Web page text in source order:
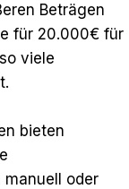
Beträgen
für 20.000€ für
viele
bieten
manuell oder